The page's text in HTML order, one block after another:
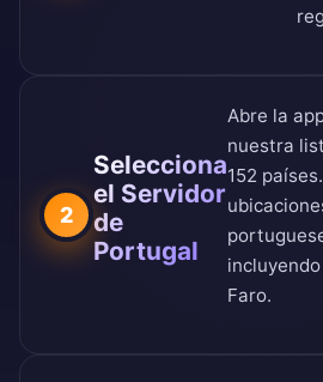
2
Selecciona
el Servidor
de
Portugal
Abre la
nuestra
152 países
Faro.